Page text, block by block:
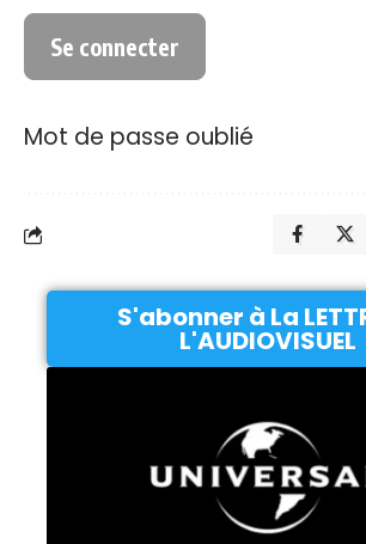
Mot de passe oublié
S'abonner à La
L'AUDIOVISUEL